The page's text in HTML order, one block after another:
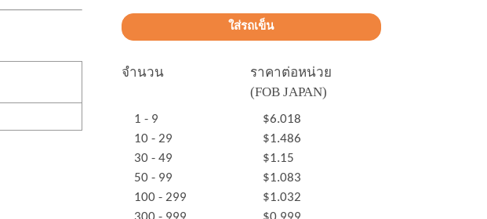
จำนวน
ราคาต่อหน่วย
(FOB JAPAN)
1 - 9
$6.018
10 - 29
$1.486
30 - 49
$1.15
50 - 99
$1.083
100 - 299
$1.032